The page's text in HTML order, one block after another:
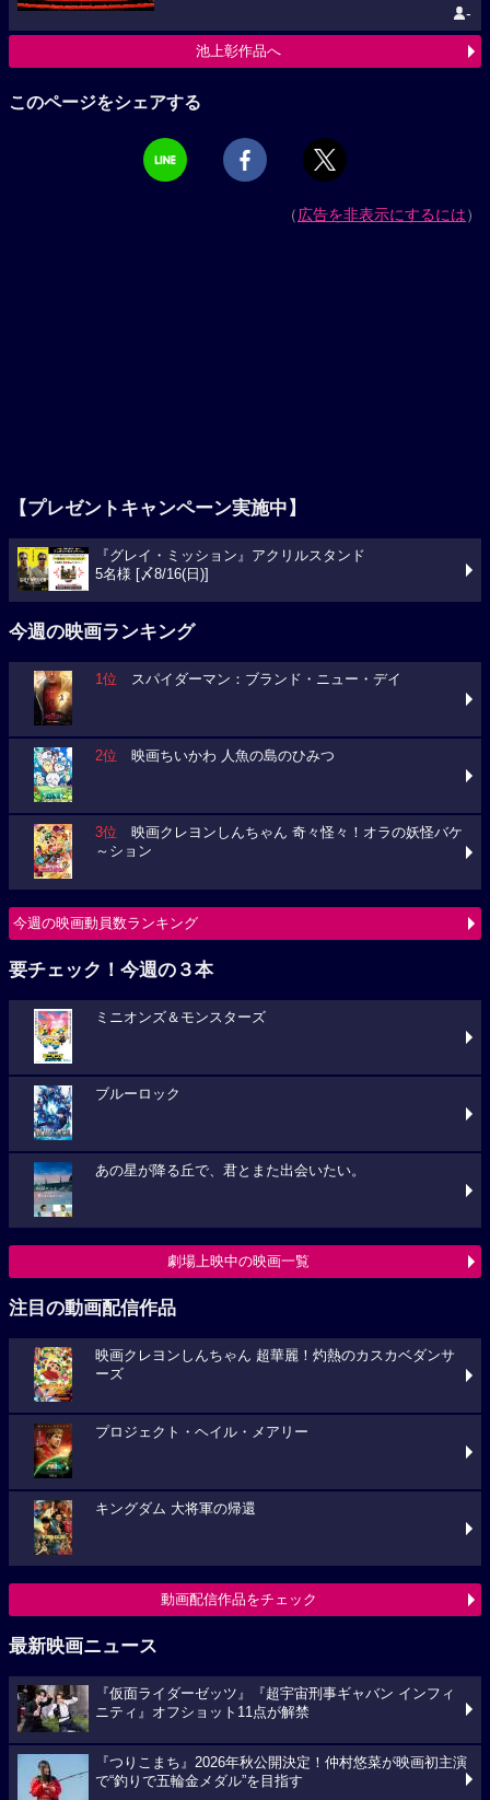
-
池上彰作品へ
このページをシェアする
（広告を非表示にするには）
【プレゼントキャンペーン実施中】
『グレイ・ミッション』アクリルスタンド
5名様 [〆8/16(日)]
今週の映画ランキング
1位 スパイダーマン：ブランド・ニュー・デイ
2位 映画ちいかわ 人魚の島のひみつ
3位 映画クレヨンしんちゃん 奇々怪々！オラの妖怪バケ
～ション
今週の映画動員数ランキング
要チェック！今週の３本
ミニオンズ＆モンスターズ
ブルーロック
あの星が降る丘で、君とまた出会いたい。
劇場上映中の映画一覧
注目の動画配信作品
映画クレヨンしんちゃん 超華麗！灼熱のカスカベダンサ
ーズ
プロジェクト・ヘイル・メアリー
キングダム 大将軍の帰還
動画配信作品をチェック
最新映画ニュース
『仮面ライダーゼッツ』『超宇宙刑事ギャバン インフィ
ニティ』オフショット11点が解禁
『つりこまち』2026年秋公開決定！仲村悠菜が映画初主演
で“釣りで五輪金メダル”を目指す